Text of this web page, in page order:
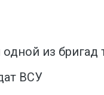
одной из
ВСУ